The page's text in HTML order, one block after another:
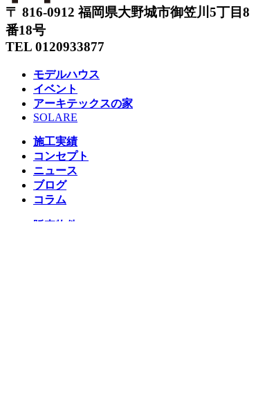
〒 816-0912 福岡県大野城市御笠川5丁目8
番18号
TEL 0120933877
モデルハウス
イベント
アーキテックスの家
SOLARE
施工実績
コンセプト
ニュース
ブログ
コラム
販売物件